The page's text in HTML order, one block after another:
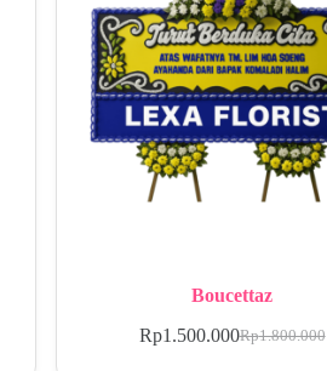
Boucettaz
Rp1.800.000
Rp1.500.000